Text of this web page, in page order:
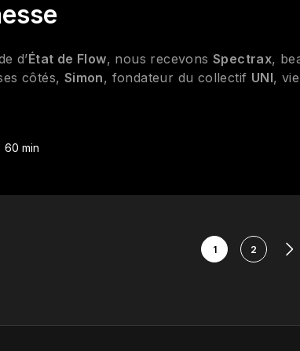
d’État de Flow, nous recevonsSpectrax,
côtés, Simon, fondateur du collectif UNI,
60 min
1 2